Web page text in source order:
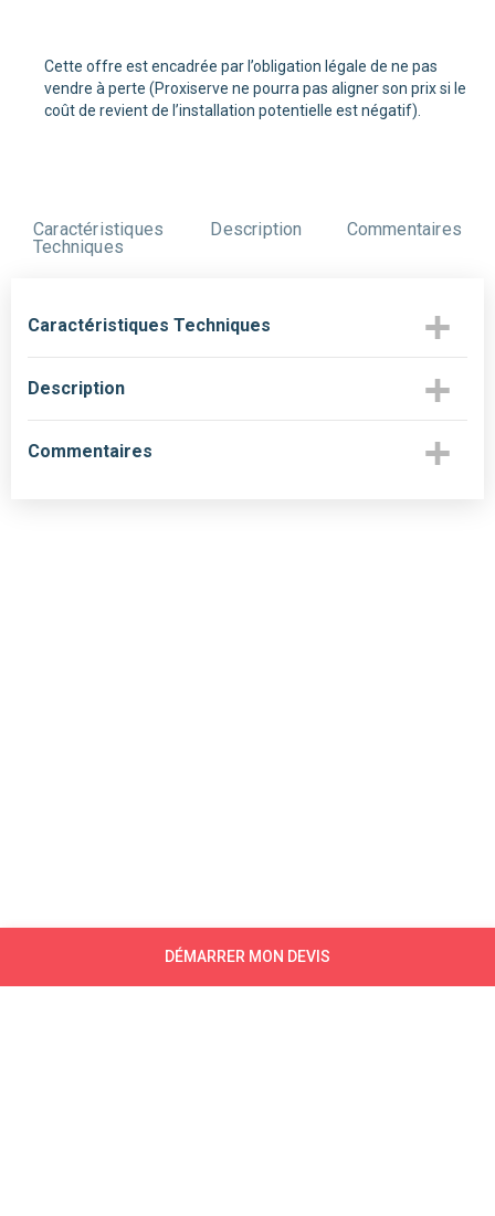
DÉMARRER MON DEVIS
Cette offre est encadrée par l’obligation légale de ne pas
vendre à perte (Proxiserve ne pourra pas aligner son prix si le
coût de revient de l’installation potentielle est négatif).
Caractéristiques
Techniques
Description Commentaires
Caractéristiques Techniques
Description
Commentaires